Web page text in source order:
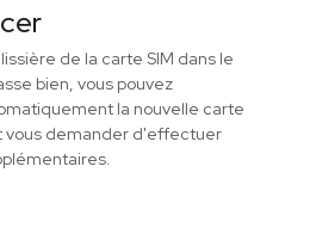
de la carte SIM dans le
bien, vous pouvez
la nouvelle carte
vous demander d'effectuer